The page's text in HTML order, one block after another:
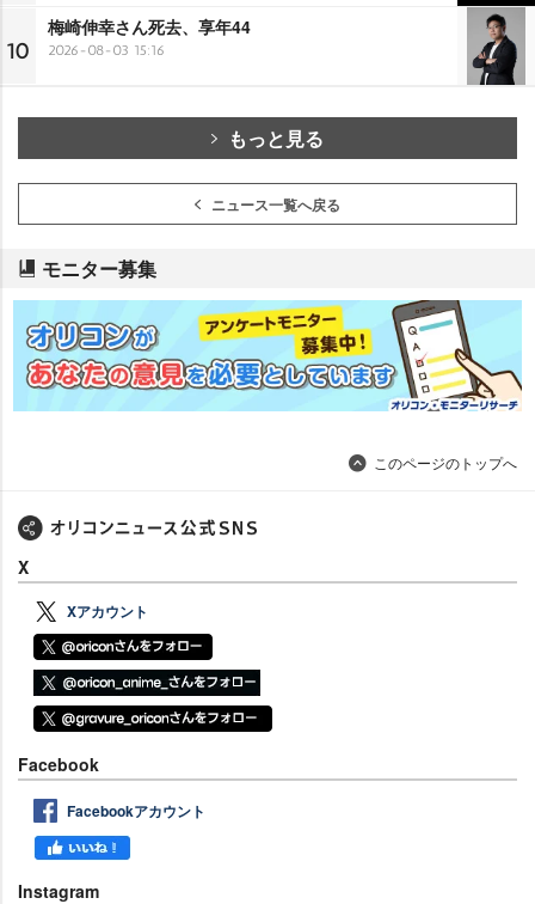
10
梅崎伸幸さん死去、享年44
2026-08-03 15:16
もっと見る
ニュース一覧へ戻る
モニター募集
このページのトップへ
X
Xアカウント
Facebook
Facebookアカウント
Instagram